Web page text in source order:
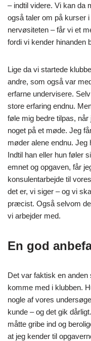
– indtil videre. Vi kan da
også taler om på kurser
nervøsiteten – får vi et
fordi vi kender hinanden
Lige da vi startede
andre, som også var
erfarne undervisere.
store erfaring endnu.
føle mig bedre tilpas,
noget på et møde. Jeg
møder alene endnu. Jeg
Indtil han eller hun føler
emnet og opgaven, får
konsulentarbejde til
det er, vi siger – og vi
præcist. Også selvom
vi arbejder med.
En god
Det var faktisk en anden
komme med i klubben.
nogle af vores
kunde – og det gik
måtte gribe ind og
at jeg kender til